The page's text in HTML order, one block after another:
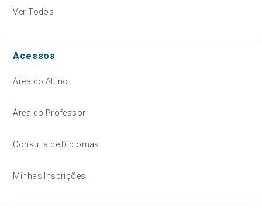
Ver Todos
Acessos
Área do Aluno
Área do Professor
Consulta de Diplomas
Minhas Inscrições